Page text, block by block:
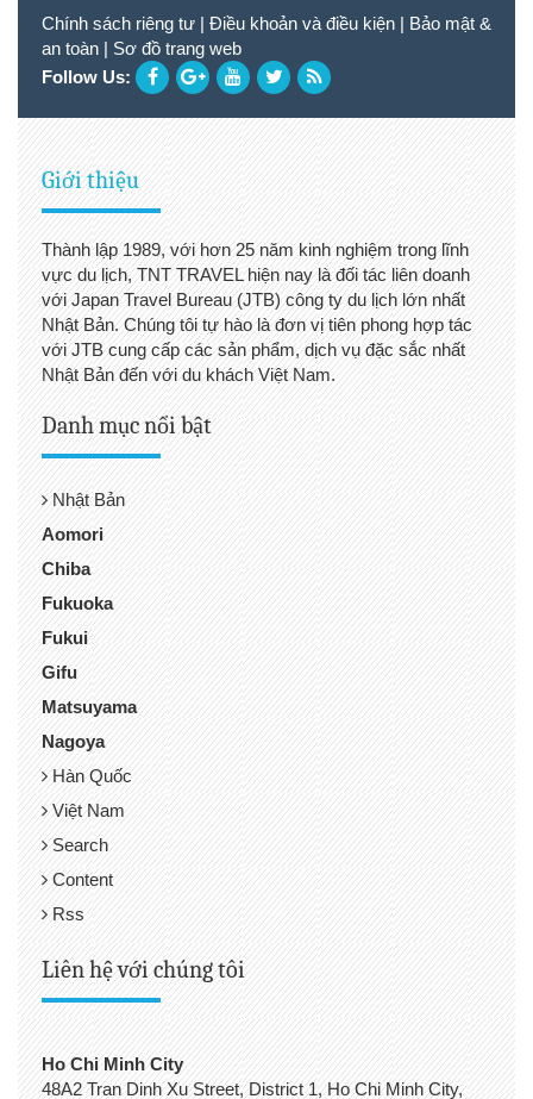
Chính sách riêng tư | Điều khoản và điều kiện | Bảo mật &
an toàn | Sơ đồ trang web
Follow Us:
Giới thiệu
Thành lập 1989, với hơn 25 năm kinh nghiệm trong lĩnh
vực du lịch, TNT TRAVEL hiện nay là đối tác liên doanh
với Japan Travel Bureau (JTB) công ty du lịch lớn nhất
Nhật Bản. Chúng tôi tự hào là đơn vị tiên phong hợp tác
với JTB cung cấp các sản phẩm, dịch vụ đặc sắc nhất
Nhật Bản đến với du khách Việt Nam.
Danh mục nổi bật
Nhật Bản
Aomori
Chiba
Fukuoka
Fukui
Gifu
Matsuyama
Nagoya
Hàn Quốc
Việt Nam
Search
Content
Rss
Liên hệ với chúng tôi
Ho Chi Minh City
48A2 Tran Dinh Xu Street, District 1, Ho Chi Minh City,